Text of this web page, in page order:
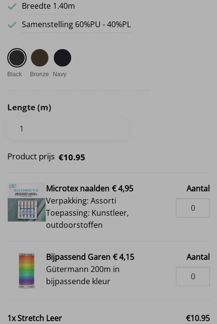
Breedte 1.40m
Samenstelling 60%PU - 40%PL
Black Bronze Navy
Lengte (m)
Product prijs €10.95
Microtex naalden € 4,95
Verpakking: Assorti
Toepassing: Kunstleer,
outdoorstoffen
Aantal
Bijpassend Garen € 4,15
Gütermann 200m in
bijpassende kleur
Aantal
1xStretch Leer €10.95